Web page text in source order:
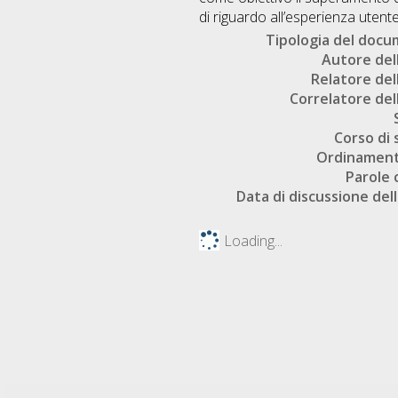
di riguardo all’esperienza
Tipologia del
Autore
Relatore
Correlatore
Corso di
Parole
Data di discussione
Loading...